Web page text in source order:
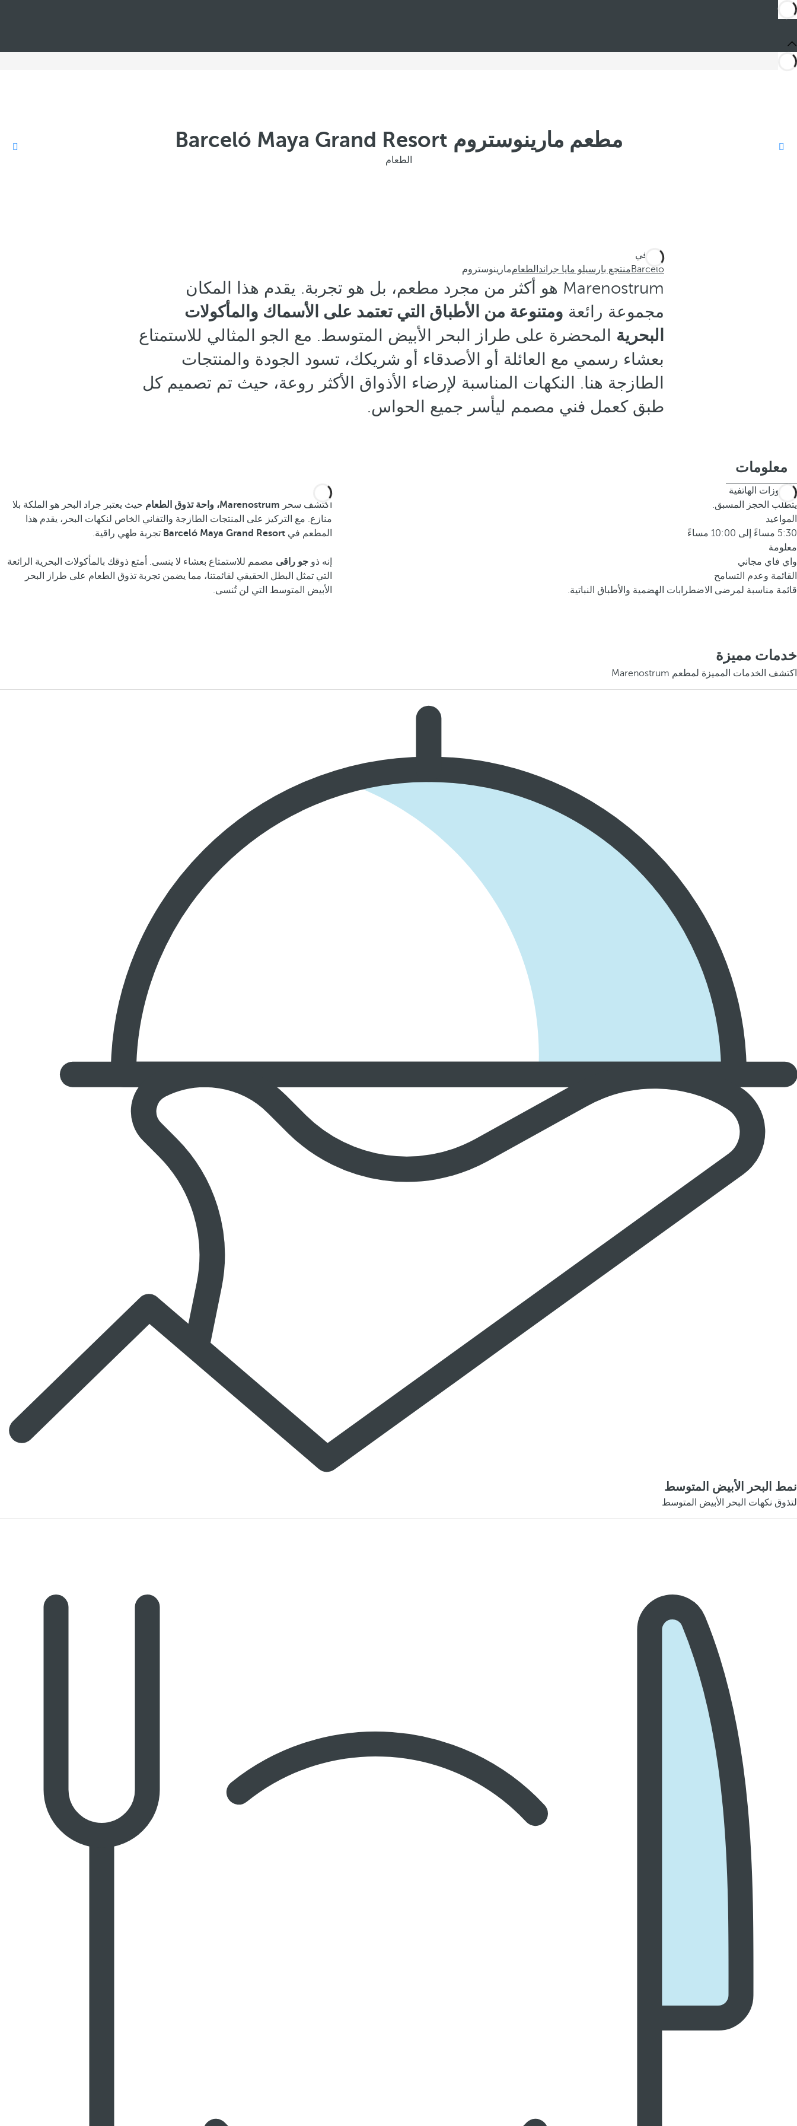
مطعم مارينوستروم Barceló Maya Grand Resort
الطعام
أنت في
Barcelóمنتجع بارسيلو مايا جراند الطعاممارينوستروم
Marenostrum هو أكثر من مجرد مطعم، بل هو تجربة. يقدم هذا المكان
مجموعة رائعة ومتنوعة من الأطباق التي تعتمد على الأسماك والمأكولات
البحرية المحضرة على طراز البحر الأبيض المتوسط. مع الجو المثالي للاستمتاع
بعشاء رسمي مع العائلة أو الأصدقاء أو شريكك، تسود الجودة والمنتجات
الطازجة هنا. النكهات المناسبة لإرضاء الأذواق الأكثر روعة، حيث تم تصميم كل
طبق كعمل فني مصمم ليأسر جميع الحواس.
معلومات
اكتشف سحر Marenostrum، واحة تذوق الطعام
حيث يعتبر جراد البحر هو الملكة بلا
منازع. مع التركيز على المنتجات الطازجة والتفاني الخاص لنكهات البحر، يقدم هذا
المطعم في Barceló Maya Grand Resort تجربة طهي راقية.
إنه ذو جو راقى مصمم للاستمتاع بعشاء لا ينسى. أمتع ذوقك بالمأكولات البحرية الرائعة
التي تمثل البطل الحقيقي لقائمتنا، مما يضمن تجربة تذوق الطعام على طراز البحر
الأبيض المتوسط التي لن تُنسى.
الحجوزات الهاتفية
يتطلب الحجز المسبق.
المواعيد
5:30 مساءً إلى 10:00 مساءً
معلومة
واي فاي مجاني
القائمة وعدم التسامح
قائمة مناسبة لمرضى الاضطرابات الهضمية والأطباق النباتية.
خدمات مميزة
اكتشف الخدمات المميزة لمطعم Marenostrum
نمط البحر الأبيض المتوسط
لتذوق نكهات البحر الأبيض المتوسط